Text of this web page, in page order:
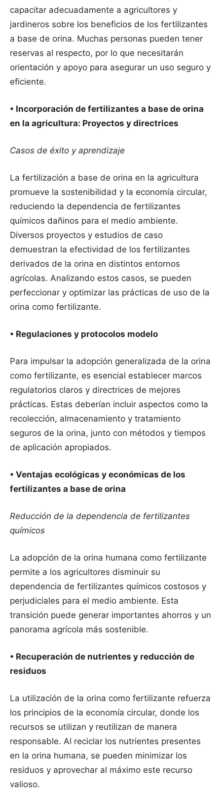
capacitar adecuadamente a agricultores y
jardineros sobre los beneficios de los fertilizantes
a base de orina. Muchas personas pueden tener
reservas al respecto, por lo que necesitarán
orientación y apoyo para asegurar un uso seguro y
eficiente.
• Incorporación de fertilizantes a base de orina
en la agricultura: Proyectos y directrices
Casos de éxito y aprendizaje
La fertilización a base de orina en la agricultura
promueve la sostenibilidad y la economía circular,
reduciendo la dependencia de fertilizantes
químicos dañinos para el medio ambiente.
Diversos proyectos y estudios de caso
demuestran la efectividad de los fertilizantes
derivados de la orina en distintos entornos
agrícolas. Analizando estos casos, se pueden
perfeccionar y optimizar las prácticas de uso de la
orina como fertilizante.
• Regulaciones y protocolos modelo
Para impulsar la adopción generalizada de la orina
como fertilizante, es esencial establecer marcos
regulatorios claros y directrices de mejores
prácticas. Estas deberían incluir aspectos como la
recolección, almacenamiento y tratamiento
seguros de la orina, junto con métodos y tiempos
de aplicación apropiados.
• Ventajas ecológicas y económicas de los
fertilizantes a base de orina
Reducción de la dependencia de fertilizantes
químicos
La adopción de la orina humana como fertilizante
permite a los agricultores disminuir su
dependencia de fertilizantes químicos costosos y
perjudiciales para el medio ambiente. Esta
transición puede generar importantes ahorros y un
panorama agrícola más sostenible.
• Recuperación de nutrientes y reducción de
residuos
La utilización de la orina como fertilizante refuerza
los principios de la economía circular, donde los
recursos se utilizan y reutilizan de manera
responsable. Al reciclar los nutrientes presentes
en la orina humana, se pueden minimizar los
residuos y aprovechar al máximo este recurso
valioso.